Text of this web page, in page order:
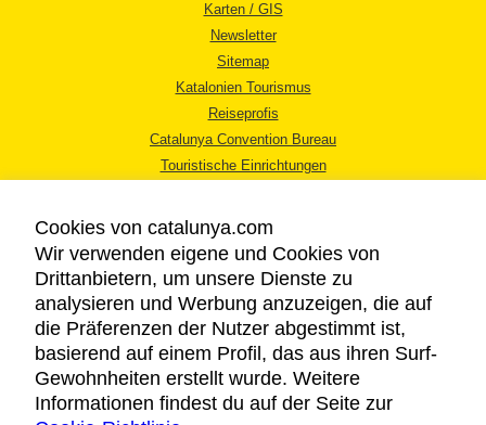
Karten / GIS
Newsletter
Sitemap
Katalonien Tourismus
Reiseprofis
Catalunya Convention Bureau
Touristische Einrichtungen
RECHTLICHER HINWEIS
DATENSCHUTZICHTLINIE
COOKIES
Cookies von catalunya.com
Wir verwenden eigene und Cookies von
Drittanbietern, um unsere Dienste zu
analysieren und Werbung anzuzeigen, die auf
die Präferenzen der Nutzer abgestimmt ist,
basierend auf einem Profil, das aus ihren Surf-
Gewohnheiten erstellt wurde. Weitere
Informationen findest du auf der Seite zur